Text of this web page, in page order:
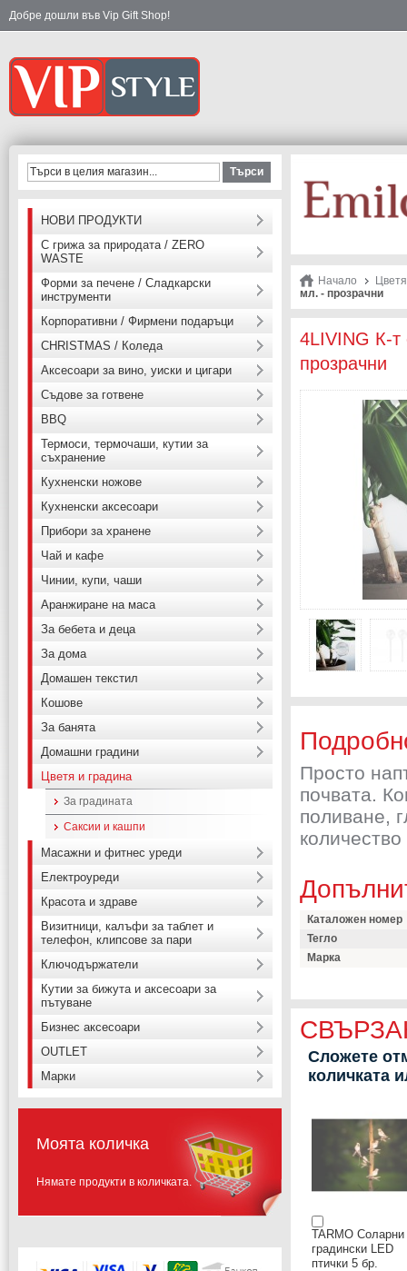
Добре дошли във Vip Gift Shop!
Начало
мл. - прозрачни
4LIVING К-т
прозрачни
Просто
почвата.
поливане,
Каталожен номер
Тегло
Марка
Сложете
количката
TARMO Соларни
градински LED
птички 5 бр.
Търси
НОВИ ПРОДУКТИ
С грижа за природата / ZERO
WASTE
Форми за печене / Сладкарски
инструменти
Корпоративни / Фирмени подаръци
CHRISTMAS / Коледа
Аксесоари за вино, уиски и цигари
Съдове за готвене
BBQ
Термоси, термочаши, кутии за
съхранение
Кухненски ножове
Кухненски аксесоари
Прибори за хранене
Чай и кафе
Чинии, купи, чаши
Аранжиране на маса
За бебета и деца
За дома
Домашен текстил
Кошове
За банята
Домашни градини
Цветя и градина
За градината
Саксии и кашпи
Масажни и фитнес уреди
Електроуреди
Красота и здраве
Визитници, калъфи за таблет и
телефон, клипсове за пари
Ключодържатели
Кутии за бижута и аксесоари за
пътуване
Бизнес аксесоари
OUTLET
Марки
Моята количка
Нямате продукти в количката.